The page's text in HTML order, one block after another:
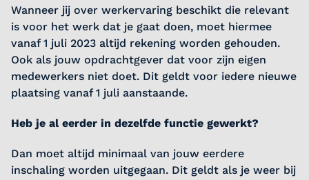
Wanneer jij over werkervaring beschikt die relevant
is voor het werk dat je gaat doen, moet hiermee
vanaf 1 juli 2023 altijd rekening worden gehouden.
Ook als jouw opdrachtgever dat voor zijn eigen
medewerkers niet doet. Dit geldt voor iedere nieuwe
plaatsing vanaf 1 juli aanstaande.
Heb je al eerder in dezelfde functie gewerkt?
Dan moet altijd minimaal van jouw eerdere
inschaling worden uitgegaan. Dit geldt als je weer bij